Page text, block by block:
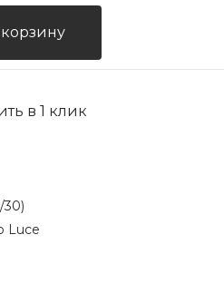
в 1 клик
30)
Luce